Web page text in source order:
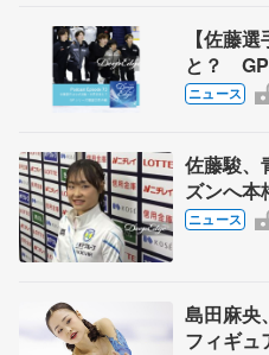
【佐藤
と？
ポッドキ
ニュース
佐藤駿、
ズンへ
宿 シニ
ニュース
島田麻央
フィギュ